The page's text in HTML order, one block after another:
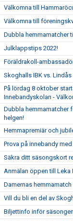
Välkomna till
Välkomna till
Dubbla hemmamatcher
Julklappstips 2022!
Föräldrakoll-
Skoghalls IBK vs. Lindås
På lördag 8 oktober
Innebandyskolan -
Dubbla hemmamatcher
helgen!
Hemmapremiär och
Prova på innebandy
Säkra ditt säsongskort
Anmälan öppen till Leka
Damernas
Vill du bli en del av
Biljettinfo inför